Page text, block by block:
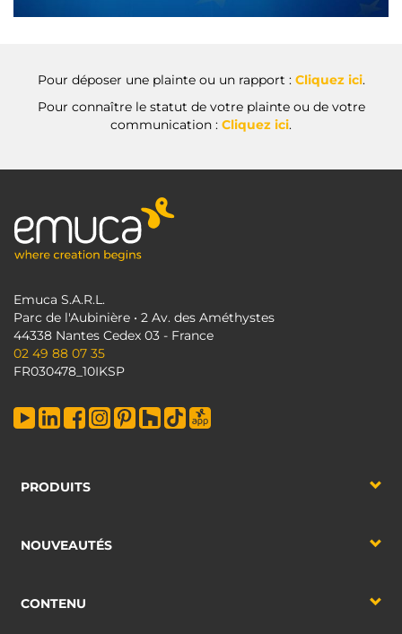
Pour déposer une plainte ou un rapport : Cliquez ici.
Pour connaître le statut de votre plainte ou de votre
communication : Cliquez ici.
Emuca S.A.R.L.
Parc de l'Aubinière • 2 Av. des Améthystes
44338 Nantes Cedex 03 - France
02 49 88 07 35
FR030478_10IKSP
PRODUITS
NOUVEAUTÉS
CONTENU